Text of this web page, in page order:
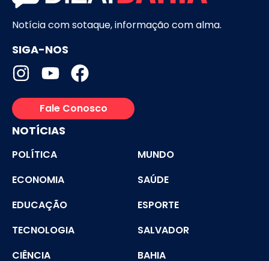
Notícia com sotaque, informação com alma.
SIGA-NOS
Fale Conosco
NOTÍCIAS
POLÍTICA
MUNDO
ECONOMIA
SAÚDE
EDUCAÇÃO
ESPORTE
TECNOLOGIA
SALVADOR
CIÊNCIA
BAHIA